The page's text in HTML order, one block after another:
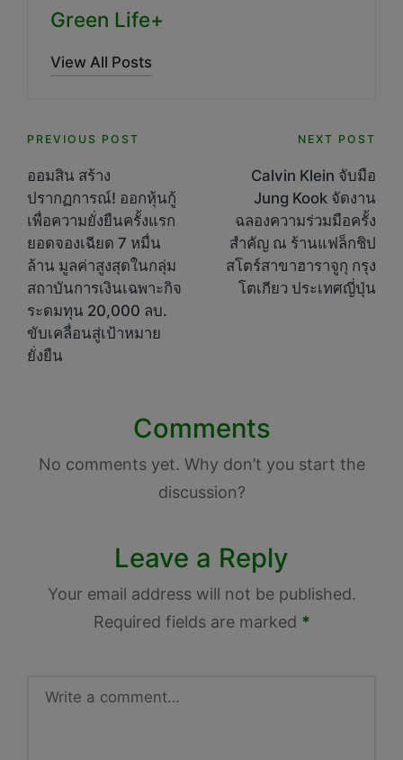
Green Life+
View All Posts
Post
navigation
PREVIOUS POST
ออมสิน สร้าง
ปรากฏการณ์! ออกหุ้นกู้
เพื่อความยั่งยืนครั้งแรก
ยอดจองเฉียด 7 หมื่น
ล้าน มูลค่าสูงสุดในกลุ่ม
สถาบันการเงินเฉพาะกิจ
ระดมทุน 20,000 ลบ.
ขับเคลื่อนสู่เป้าหมาย
ยั่งยืน
NEXT POST
Calvin Klein จับมือ
Jung Kook จัดงาน
ฉลองความร่วมมือครั้ง
สำคัญ ณ ร้านแฟล็กชิป
สโตร์สาขาฮาราจูกุ กรุง
โตเกียว ประเทศญี่ปุ่น
Comments
No comments yet. Why don’t you start the
discussion?
Leave a Reply
Your email address will not be published.
Required fields are marked *